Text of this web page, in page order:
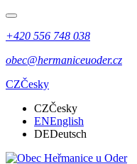
+420 556 748 038
obec@hermaniceuoder.cz
CZČesky
CZČesky
ENEnglish
DEDeutsch